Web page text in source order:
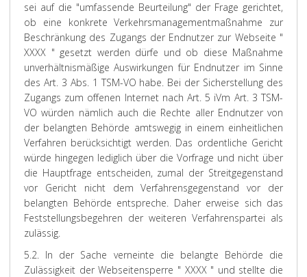
sei auf die "umfassende Beurteilung" der Frage gerichtet,
ob eine konkrete Verkehrsmanagementmaßnahme zur
Beschränkung des Zugangs der Endnutzer zur Webseite "
XXXX " gesetzt werden dürfe und ob diese Maßnahme
unverhältnismäßige Auswirkungen für Endnutzer im Sinne
des Art. 3 Abs. 1 TSM-VO habe. Bei der Sicherstellung des
Zugangs zum offenen Internet nach Art. 5 iVm Art. 3 TSM-
VO würden nämlich auch die Rechte aller Endnutzer von
der belangten Behörde amtswegig in einem einheitlichen
Verfahren berücksichtigt werden. Das ordentliche Gericht
würde hingegen lediglich über die Vorfrage und nicht über
die Hauptfrage entscheiden, zumal der Streitgegenstand
vor Gericht nicht dem Verfahrensgegenstand vor der
belangten Behörde entspreche. Daher erweise sich das
Feststellungsbegehren der weiteren Verfahrenspartei als
zulässig.
5.2. In der Sache verneinte die belangte Behörde die
Zulässigkeit der Webseitensperre " XXXX " und stellte die